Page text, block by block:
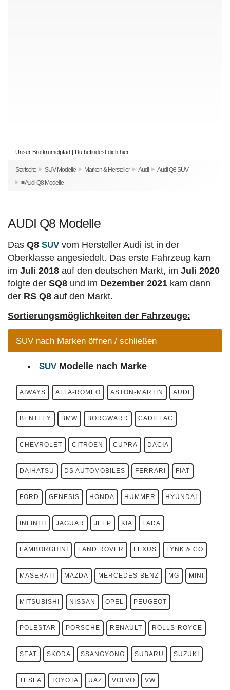
Unser Brotkrümelpfad | Du befindest dich hier:
Startseite SUV-Modelle Marken & Hersteller Audi
Audi Q8 SUV
≡ Audi Q8 Modelle
AUDI Q8 Modelle
Das Q8 SUV vom Hersteller Audi ist in der
Oberklasse angesiedelt. Das erste Fahrzeug kam
im Juli 2018 auf den deutschen Markt, im Juli 2020
folgte der SQ8 und im Dezember 2021 kam dann
der RS Q8 auf den Markt.
Sortierungsmöglichkeiten der Fahrzeuge:
SUV nach Marken öffnen / schließen
SUV Modelle nach Marke
AIWAYS ALFA-ROMEO ASTON-MARTIN AUDI
BENTLEY BMW BORGWARD CADILLAC
CHEVROLET CITROEN CUPRA DACIA
DAIHATSU DS AUTOMOBILES FERRARI FIAT
FORD GENESIS HONDA HUMMER HYUNDAI
INFINITI JAGUAR JEEP KIA LADA
LAMBORGHINI LAND ROVER LEXUS LYNK & CO
MASERATI MAZDA MERCEDES-BENZ MG MINI
MITSUBISHI NISSAN OPEL PEUGEOT
POLESTAR PORSCHE RENAULT ROLLS-ROYCE
SEAT SKODA SSANGYONG SUBARU SUZUKI
TESLA TOYOTA UAZ VOLVO VW